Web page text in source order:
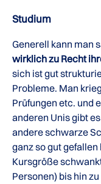
Studium
Generell kann man
wirklich zu Recht
sich ist gut
Probleme. Man
Prüfungen etc. und
anderen Unis gibt
andere schwarze
ganz so gut
Kursgröße
Personen) bis hin